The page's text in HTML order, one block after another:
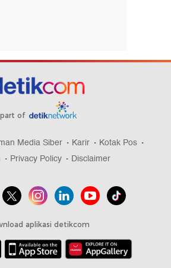
part of
Media Siber Karir
Kotak Pos
Privacy Policy Disclaimer
aplikasi detikcom